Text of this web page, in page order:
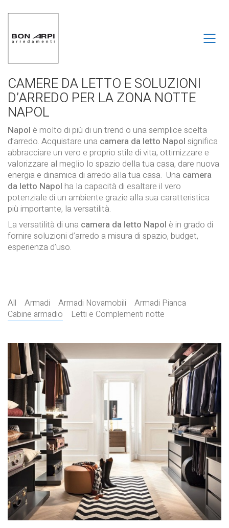
CAMERE DA LETTO E SOLUZIONI
D’ARREDO PER LA ZONA NOTTE
NAPOL
Napol è molto di più di un trend o una semplice scelta
d’arredo. Acquistare una camera da letto Napol significa
abbracciare un vero e proprio stile di vita, ottimizzare e
valorizzare al meglio lo spazio della tua casa, dare nuova
energia e dinamica di arredo alla tua casa. Una camera
da letto Napol ha la capacità di esaltare il vero
potenziale di un ambiente grazie alla sua caratteristica
più importante, la versatilità.
La versatilità di una camera da letto Napol è in grado di
fornire soluzioni d’arredo a misura di spazio, budget,
esperienza d’uso.
All Armadi Armadi Novamobili
Armadi Pianca
Cabine armadio
Letti e Complementi notte